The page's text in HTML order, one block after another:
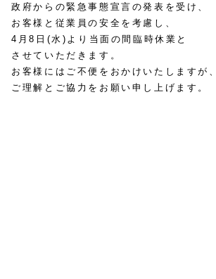
政府からの緊急事態宣言の発表を受け、
お客様と従業員の安全を考慮し、
4月8日(水)より当面の間臨時休業と
させていただきます。
お客様にはご不便をおかけいたしますが、
ご理解とご協力をお願い申し上げます。